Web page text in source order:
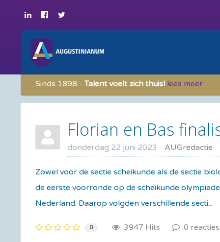
Sinds 1898 -Talent voelt zich thuis! lees meer
Florian en Bas
donderdag 22 juni 2023 AUGredactie
Zowel voor de sectie scheikunde als de sectie
de eerste voorronde op de scheikunde
Nederland. Daarop volgden verschillende secti...
0 3947 Hits 0 reacties